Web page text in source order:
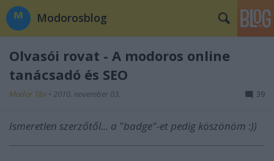
Modorosblog
Olvasói rovat - A modoros online
tanácsadó és SEO
Modor Tibi • 2010. november 03. 39
Ismeretlen szerzőtől... a "badge"-et pedig köszönöm :))